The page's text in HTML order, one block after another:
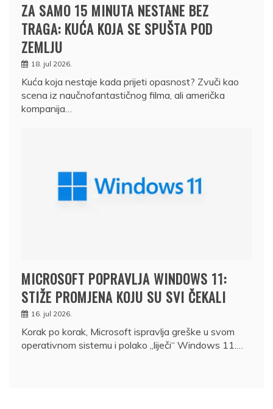
ZA SAMO 15 MINUTA NESTANE BEZ
TRAGA: KUĆA KOJA SE SPUŠTA POD
ZEMLJU
18. jul 2026.
Kuća koja nestaje kada prijeti opasnost? Zvuči kao
scena iz naučnofantastičnog filma, ali američka
kompanija…
MICROSOFT POPRAVLJA WINDOWS 11:
STIŽE PROMJENA KOJU SU SVI ČEKALI
16. jul 2026.
Korak po korak, Microsoft ispravlja greške u svom
operativnom sistemu i polako „liječi“ Windows 11.…